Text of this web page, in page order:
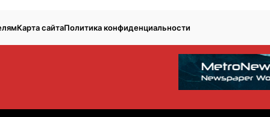
Карта сайтаПолитика конфиденциальности